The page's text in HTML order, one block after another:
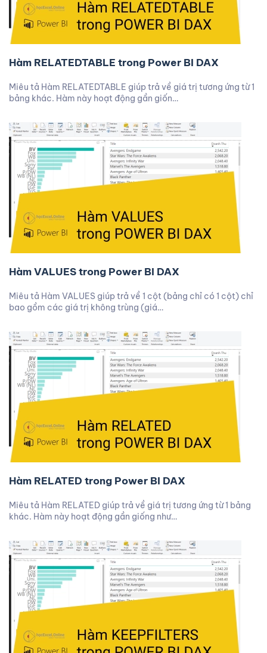
Hàm RELATEDTABLE trong Power BI DAX
Miêu tả Hàm RELATEDTABLE giúp trả về giá trị tương ứng từ 1
bảng khác. Hàm này hoạt động gần giốn…
Hàm VALUES trong Power BI DAX
Miêu tả Hàm VALUES giúp trả về 1 cột (bảng chỉ có 1 cột) chỉ
bao gồm các giá trị không trùng (giá…
Hàm RELATED trong Power BI DAX
Miêu tả Hàm RELATED giúp trả về giá trị tương ứng từ 1 bảng
khác. Hàm này hoạt động gần giống như…